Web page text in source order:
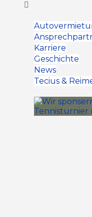
Karriere
Geschichte
News
Tecius &